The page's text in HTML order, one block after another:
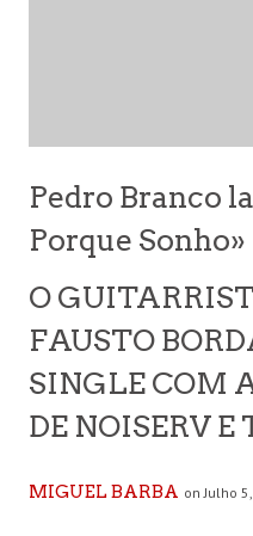
Pedro Branco
Porque Sonho»
O
FAUSTO
SINGLE COM
DE NOISERV E
MIGUEL BARBA on Julho